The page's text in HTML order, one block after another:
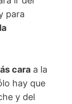
para
cara a la
hay que
y del